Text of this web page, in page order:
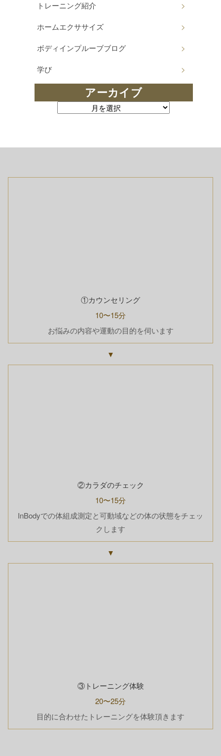
トレーニング紹介
ホームエクササイズ
ボディインプルーブブログ
学び
アーカイブ
①カウンセリング
10〜15分
お悩みの内容や運動の目的を伺います
▼
②カラダのチェック
10〜15分
InBodyでの体組成測定と可動域などの体の状態をチェッ
クします
▼
③トレーニング体験
20〜25分
目的に合わせたトレーニングを体験頂きます